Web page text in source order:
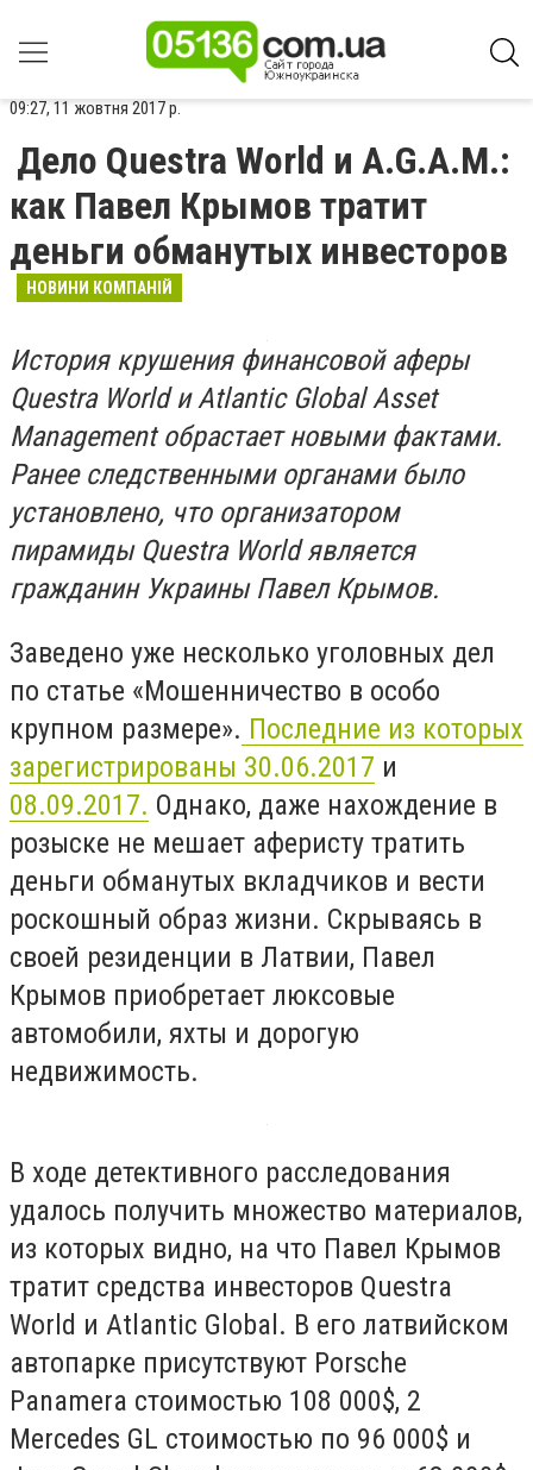
09:27, 11 жовтня 2017 р.
Дело Questra World и A.G.A.M.:
как Павел Крымов тратит
деньги обманутых инвесторов
НОВИНИ КОМПАНІЙ
История крушения финансовой аферы
Questra World и Atlantic Global Asset
Management обрастает новыми фактами.
Ранее следственными органами было
установлено, что организатором
пирамиды Questra World является
гражданин Украины Павел Крымов.
Заведено уже несколько уголовных дел
по статье «Мошенничество в особо
крупном размере». Последние из которых
зарегистрированы 30.06.2017 и
08.09.2017. Однако, даже нахождение в
розыске не мешает аферисту тратить
деньги обманутых вкладчиков и вести
роскошный образ жизни. Скрываясь в
своей резиденции в Латвии, Павел
Крымов приобретает люксовые
автомобили, яхты и дорогую
недвижимость.
В ходе детективного расследования
удалось получить множество материалов,
из которых видно, на что Павел Крымов
тратит средства инвесторов Questra
World и Atlantic Global. В его латвийском
автопарке присутствуют Porsche
Panamera стоимостью 108 000$, 2
Mercedes GL стоимостью по 96 000$ и